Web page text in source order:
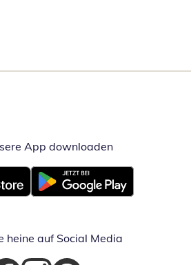
App downloadenÖffnet in
Fenster
Öffnet in neuem Fenster
heine auf Social Media